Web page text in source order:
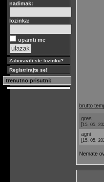
nadimak:
lozinka:
upamti me
Zaboravili ste lozinku?
Registrirajte se!
trenutno prisutni:
brutto
gres
[15. 05.
agni
[15. 05.
Nemate